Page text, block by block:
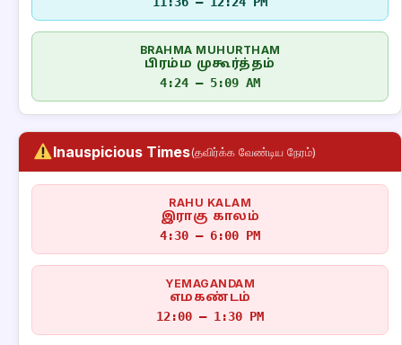
BRAHMA MUHURTHAM
பிரம்ம முகூர்த்தம்
4:24 – 5:09 AM
Inauspicious Times(தவிர்க்க வேண்டிய நேரம்)
RAHU KALAM
இராகு காலம்
4:30 – 6:00 PM
YEMAGANDAM
எமகண்டம்
12:00 – 1:30 PM